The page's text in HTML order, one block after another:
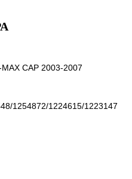
CAP 2003-2007
1254872/1224615/1223147